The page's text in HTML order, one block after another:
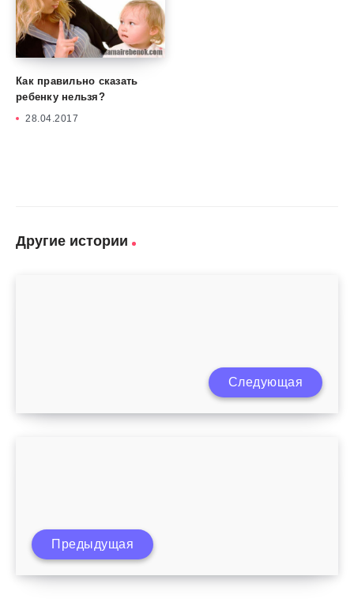
Как правильно сказать
ребенку нельзя?
28.04.2017
Другие истории
Можно ли творожную запеканку при
Следующая
Почему дети царапают себя?
Предыдущая